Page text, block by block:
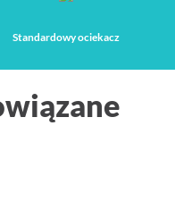
Standardowy ociekacz